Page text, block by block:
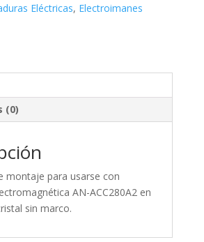
Eléctricas, Electroimanes
(0)
montaje para usarse con
AN-ACC280A2 en
sin marco.